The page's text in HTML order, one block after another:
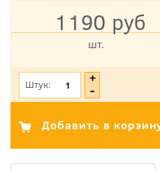
1190 руб
шт.
Штук: